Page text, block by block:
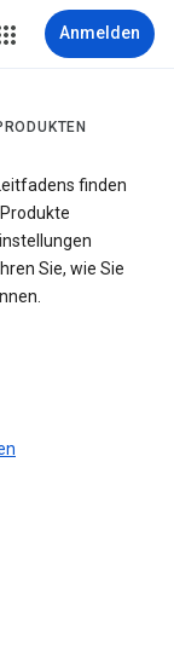
Anmelden
finden
Sie, wie Sie